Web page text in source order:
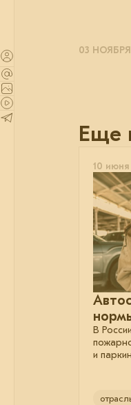
03 НОЯБРЯ
Еще
10
В
и